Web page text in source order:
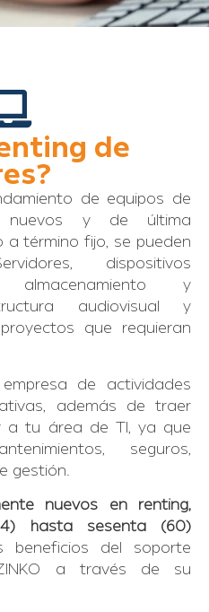
de
de equipos de
nuevos y de última
término fijo, se pueden
dispositivos
almacenamiento y
audiovisual y
que requieran
de actividades
además de traer
a tu área de TI, ya que
seguros,
gestión.
nuevos en renting,
hasta sesenta (60)
del soporte
a través de su